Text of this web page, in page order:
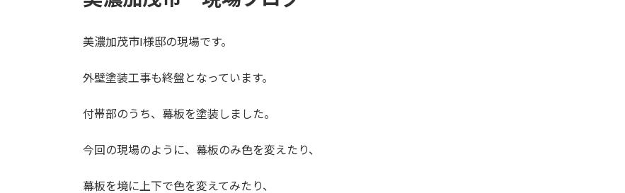
美濃加茂市I様邸の現場です。
外壁塗装工事も終盤となっています。
付帯部のうち、幕板を塗装しました。
今回の現場のように、幕板のみ色を変えたり、
幕板を境に上下で色を変えてみたり、